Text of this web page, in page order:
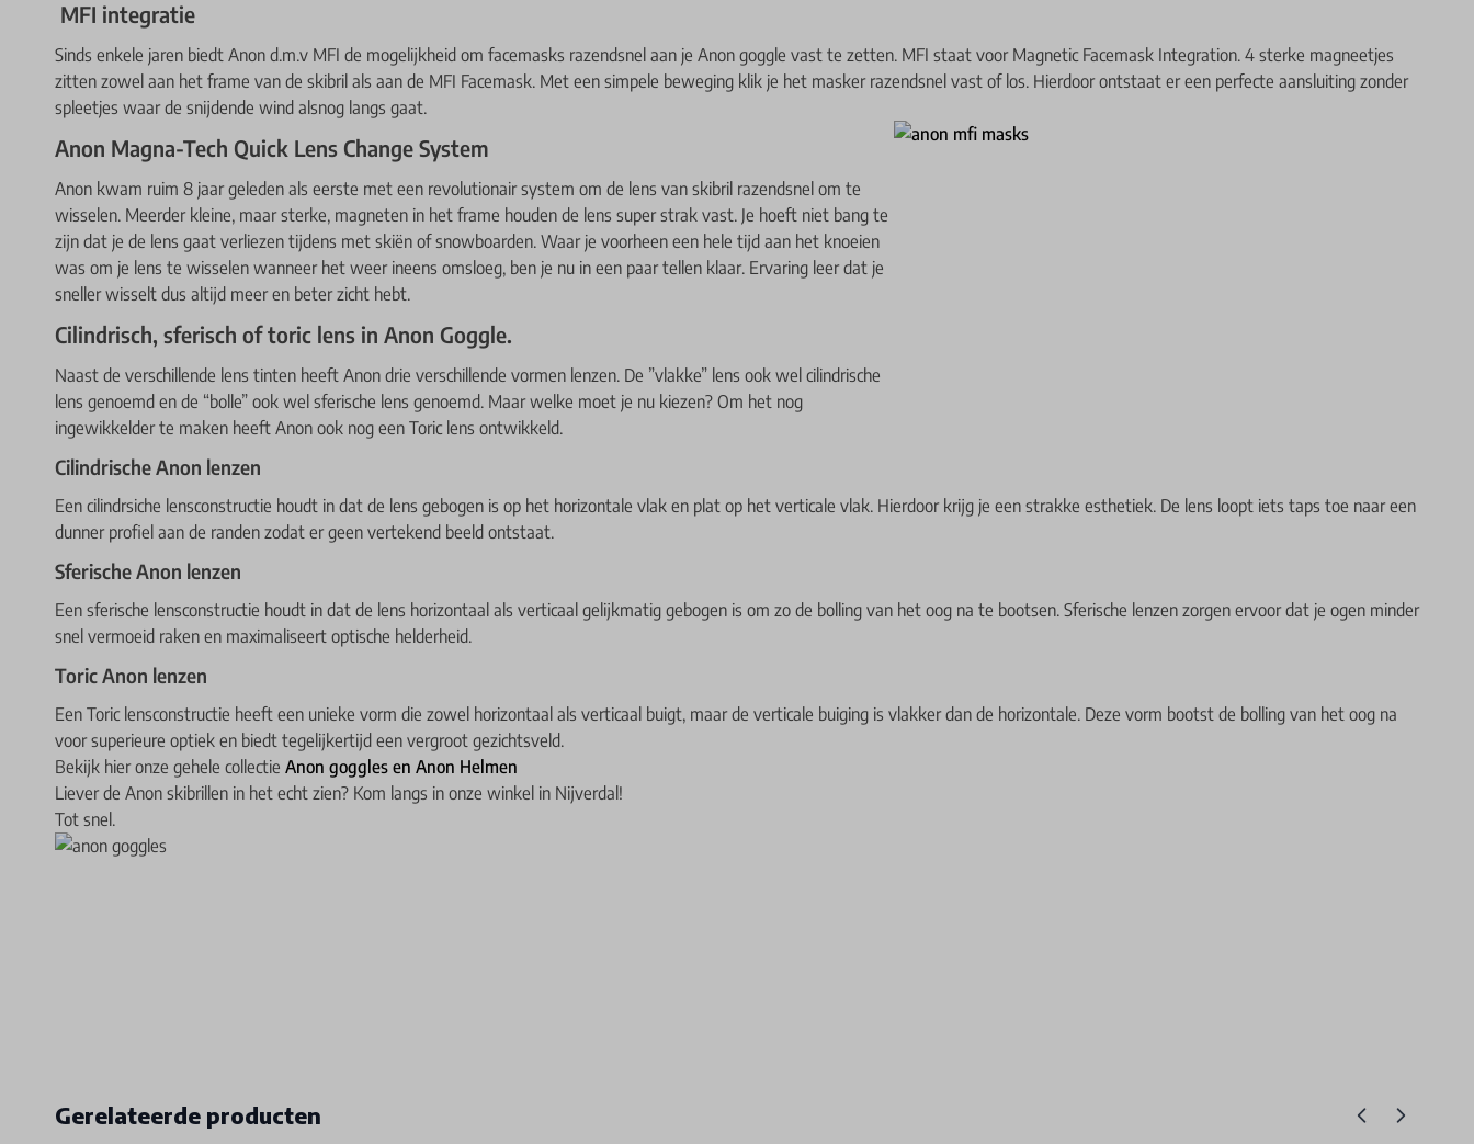
MFI integratie
Sinds enkele jaren biedt Anon d.m.v MFI de mogelijkheid om facemasks razendsnel aan je Anon goggle vast te zetten. MFI staat voor Magnetic Facemask Integration. 4 sterke magneetjes
zitten zowel aan het frame van de skibril als aan de MFI Facemask. Met een simpele beweging klik je het masker razendsnel vast of los. Hierdoor ontstaat er een perfecte aansluiting zonder
spleetjes waar de snijdende wind alsnog langs gaat.
Anon Magna-Tech Quick Lens Change System
Anon kwam ruim 8 jaar geleden als eerste met een revolutionair system om de lens van skibril razendsnel om te
wisselen. Meerder kleine, maar sterke, magneten in het frame houden de lens super strak vast. Je hoeft niet bang te
zijn dat je de lens gaat verliezen tijdens met skiën of snowboarden. Waar je voorheen een hele tijd aan het knoeien
was om je lens te wisselen wanneer het weer ineens omsloeg, ben je nu in een paar tellen klaar. Ervaring leer dat je
sneller wisselt dus altijd meer en beter zicht hebt.
Cilindrisch, sferisch of toric lens in Anon Goggle.
Naast de verschillende lens tinten heeft Anon drie verschillende vormen lenzen. De ”vlakke” lens ook wel cilindrische
lens genoemd en de “bolle” ook wel sferische lens genoemd. Maar welke moet je nu kiezen? Om het nog
ingewikkelder te maken heeft Anon ook nog een Toric lens ontwikkeld.
Cilindrische Anon lenzen
Een cilindrsiche lensconstructie houdt in dat de lens gebogen is op het horizontale vlak en plat op het verticale vlak. Hierdoor krijg je een strakke esthetiek. De lens loopt iets taps toe naar een
dunner profiel aan de randen zodat er geen vertekend beeld ontstaat.
Sferische Anon lenzen
Een sferische lensconstructie houdt in dat de lens horizontaal als verticaal gelijkmatig gebogen is om zo de bolling van het oog na te bootsen. Sferische lenzen zorgen ervoor dat je ogen minder
snel vermoeid raken en maximaliseert optische helderheid.
Toric Anon lenzen
Een Toric lensconstructie heeft een unieke vorm die zowel horizontaal als verticaal buigt, maar de verticale buiging is vlakker dan de horizontale. Deze vorm bootst de bolling van het oog na
voor superieure optiek en biedt tegelijkertijd een vergroot gezichtsveld.
Bekijk hier onze gehele collectie Anon goggles en Anon Helmen
Liever de Anon skibrillen in het echt zien? Kom langs in onze winkel in Nijverdal!
Tot snel.
Gerelateerde producten